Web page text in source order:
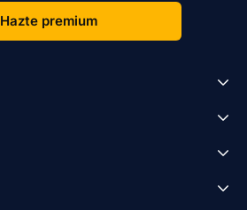
Hazte premium